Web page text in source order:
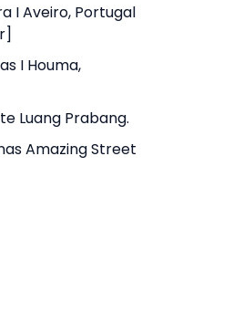
I Aveiro, Portugal
I Houma,
Luang Prabang.
Amazing Street